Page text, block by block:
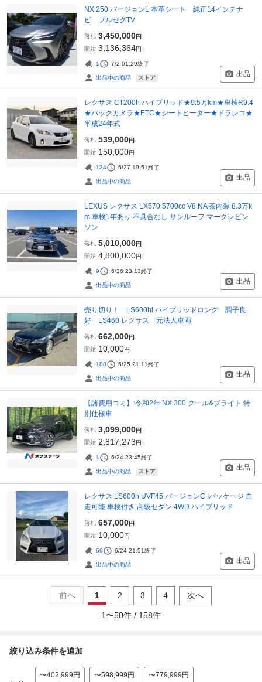
NX 250 バージョンL 本革シート 純正14インチナ
ビ フルセグTV
落札 3,450,000円
開始 3,136,364円
1 7/2 01:29終了
出品中の商品 ストア 出品
レクサス CT200h ハイブリッド★9.5万km★車検R9.4
★バックカメラ★ETC★シートヒーター★ドラレコ★
平成24年式
落札 539,000円
開始 150,000円
134 6/27 19:51終了
出品中の商品 出品
LEXUS レクサス LX570 5700cc V8 NA 茶内装 8.3万k
m 車検1年あり 不具合なし サンルーフ マークレビン
ソン
落札 5,010,000円
開始 4,800,000円
9 6/26 23:13終了
出品中の商品 出品
売り切り！ LS600hl ハイブリッドロング 調子良
好 LS460 レクサス 元法人車両
落札 662,000円
開始 10,000円
188 6/25 21:11終了
出品中の商品 出品
【諸費用コミ】:令和2年 NX 300 クール&ブライト 特
別仕様車
落札 3,099,000円
開始 2,817,273円
1 6/24 23:45終了
出品中の商品 ストア 出品
レクサス LS600h UVF45 バージョンC Iパッケージ 自
走可能 車検付き 高級セダン 4WD ハイブリッド
落札 657,000円
開始 10,000円
66 6/24 21:51終了
出品中の商品 出品
前へ 1 2 3 4 次へ
1 〜50件 / 158件
絞り込み条件を追加
〜402,999円 〜598,999円 〜779,999円